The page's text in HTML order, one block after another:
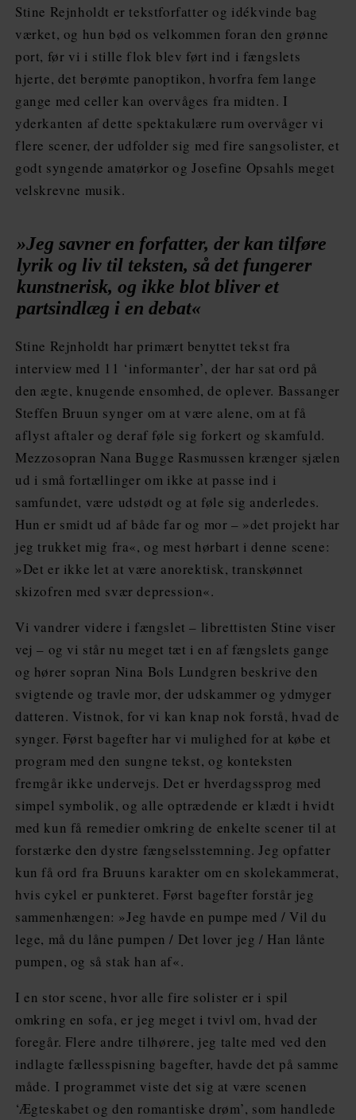
Stine Rejnholdt er tekstforfatter og idékvinde bag
værket, og hun bød os velkommen foran den grønne
port, før vi i stille flok blev ført ind i fængslets
hjerte, det berømte panoptikon, hvorfra fem lange
gange med celler kan overvåges fra midten. I
yderkanten af dette spektakulære rum overvåger vi
flere scener, der udfolder sig med fire sangsolister, et
godt syngende amatørkor og Josefine Opsahls meget
velskrevne musik.
»Jeg savner en forfatter, der kan tilføre
lyrik og liv til teksten, så det fungerer
kunstnerisk, og ikke blot bliver et
partsindlæg i en debat«
Stine Rejnholdt har primært benyttet tekst fra
interview med 11 ‘informanter’, der har sat ord på
den ægte, knugende ensomhed, de oplever. Bassanger
Steffen Bruun synger om at være alene, om at få
aflyst aftaler og deraf føle sig forkert og skamfuld.
Mezzosopran Nana Bugge Rasmussen krænger sjælen
ud i små fortællinger om ikke at passe ind i
samfundet, være udstødt og at føle sig anderledes.
Hun er smidt ud af både far og mor – »det projekt har
jeg trukket mig fra«, og mest hørbart i denne scene:
»Det er ikke let at være anorektisk, transkønnet
skizofren med svær depression«.
Vi vandrer videre i fængslet – librettisten Stine viser
vej – og vi står nu meget tæt i en af fængslets gange
og hører sopran Nina Bols Lundgren beskrive den
svigtende og travle mor, der udskammer og ydmyger
datteren. Vistnok, for vi kan knap nok forstå, hvad de
synger. Først bagefter har vi mulighed for at købe et
program med den sungne tekst, og konteksten
fremgår ikke undervejs. Det er hverdagssprog med
simpel symbolik, og alle optrædende er klædt i hvidt
med kun få remedier omkring de enkelte scener til at
forstærke den dystre fængselsstemning. Jeg opfatter
kun få ord fra Bruuns karakter om en skolekammerat,
hvis cykel er punkteret. Først bagefter forstår jeg
sammenhængen: »Jeg havde en pumpe med / Vil du
lege, må du låne pumpen / Det lover jeg / Han lånte
pumpen, og så stak han af«.
I en stor scene, hvor alle fire solister er i spil
omkring en sofa, er jeg meget i tvivl om, hvad der
foregår. Flere andre tilhørere, jeg talte med ved den
indlagte fællesspisning bagefter, havde det på samme
måde. I programmet viste det sig at være scenen
‘Ægteskabet og den romantiske drøm’, som handlede